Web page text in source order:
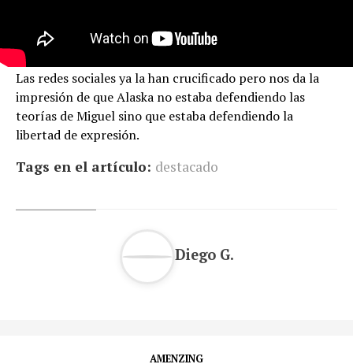
Las redes sociales ya la han crucificado pero nos da la
impresión de que Alaska no estaba defendiendo las
teorías de Miguel sino que estaba defendiendo la
libertad de expresión.
Tags en el artículo: destacado
Diego G.
AMENZING